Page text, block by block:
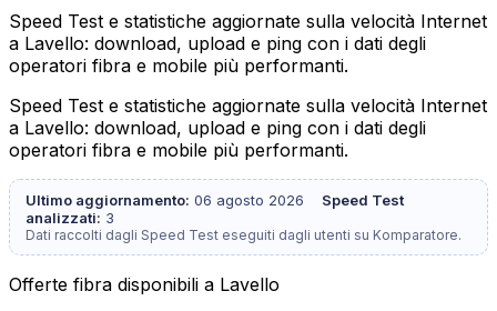
Speed Test e statistiche aggiornate sulla velocità Internet
a Lavello: download, upload e ping con i dati degli
operatori fibra e mobile più performanti.
Speed Test e statistiche aggiornate sulla velocità Internet
a Lavello: download, upload e ping con i dati degli
operatori fibra e mobile più performanti.
Ultimo aggiornamento: 06 agosto 2026
Speed Test
analizzati: 3
Dati raccolti dagli Speed Test eseguiti dagli utenti su Komparatore.
Offerte fibra disponibili a Lavello